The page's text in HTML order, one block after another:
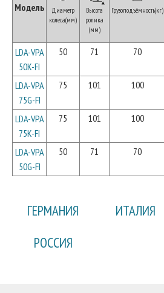
Модель
Диаметр
колеса(мм)
Высота
ролика
(мм)
Грузоподъёмность(кг)
LDA-VPA
50K-FI
50 71 70
LDA-VPA
75G-FI
75 101 100
LDA-VPA
75K-FI
75 101 100
LDA-VPA
50G-FI
50 71 70
ГЕРМАНИЯ ИТАЛИЯ
РОССИЯ